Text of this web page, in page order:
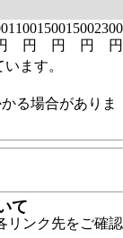
1100
円
1500
円
1500
円
2300
円
ます。
る場合がありま
て
リンク先をご確認